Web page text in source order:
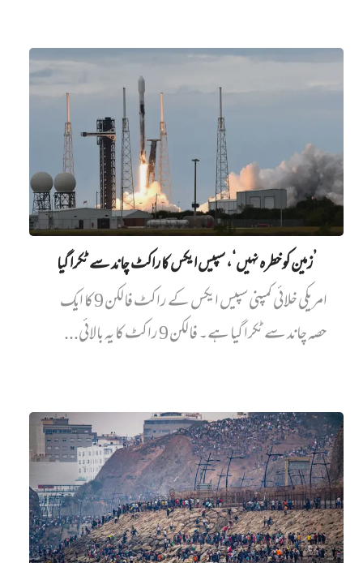
’زمین کو خطرہ نہیں‘، سپیس ایکس کا راکٹ چاند سے ٹکرا گیا
امریکی خلائی کمپنی سپیس ایکس کے راکٹ فالکن 9 کا ایک
حصہ چاند سے ٹکرا گیا ہے۔ فالکن 9 راکٹ کا یہ بالائی...